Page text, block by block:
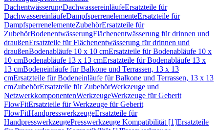
DachentwässerungDachwassereinläufeErsatzteile für
DachwassereinläufeDampfsperrenelementeErsatzteile für
DampfsperrenelementeZubehörErsatzteile für
ZubehörBodenentwässerungFlächenentwässerung für drinnen und
draußenErsatzteile für Flächenentwässerung für drinnen und
draußenBodenabläufe 10 x 10 cmErsatzteile für Bodenabläufe 10 x
10 cmBodenabläufe 13 x 13 cmErsatzteile für Bodenabläufe 13 x
13 cmBodeneinläufe für Balkone und Terrassen, 13 x 13
cmErsatzteile für Bodeneinläufe für Balkone und Terrassen, 13 x 13
cmZubehörErsatzteile für ZubehörWerkzeuge und
NetzwerkkomponentenWerkzeugeWerkzeuge für Geberit
FlowFitErsatzteile für Werkzeuge für Geberit
FlowFitHandpresswerkzeugeErsatzteile für
HandpresswerkzeugePresswerkzeuge Kompatibilität [1]Ersatzteile